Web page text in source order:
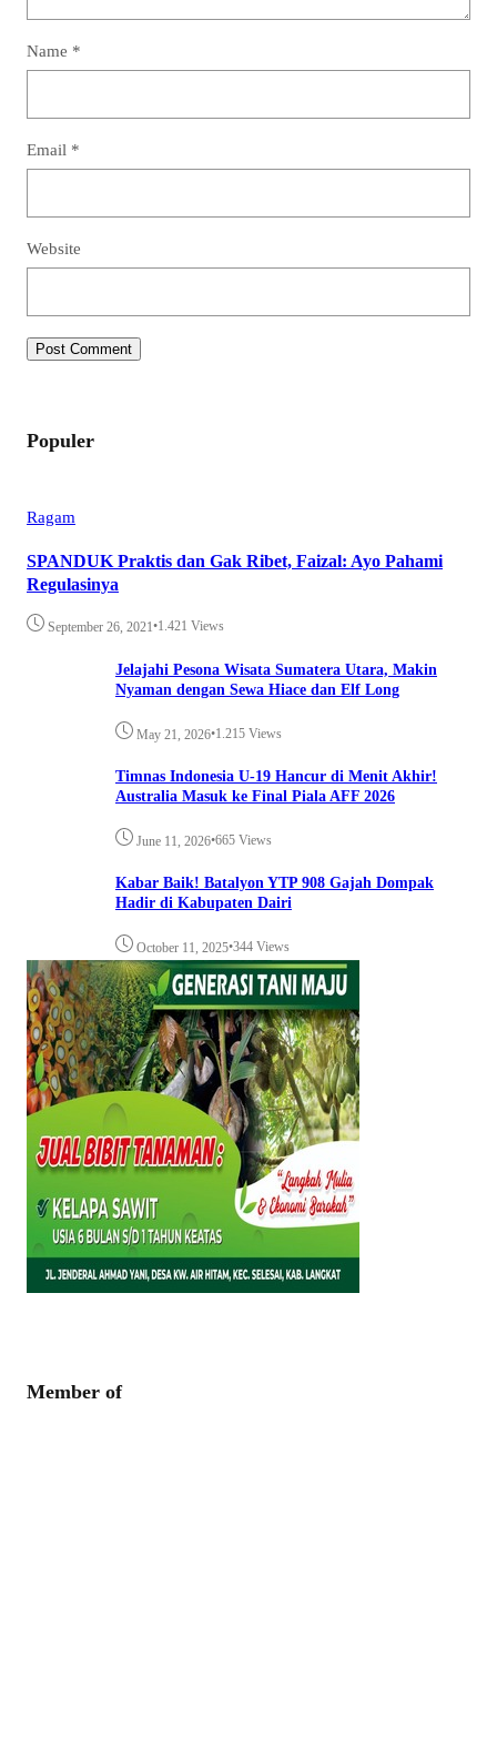
Name *
Email *
Website
Populer
Ragam
SPANDUK Praktis dan Gak Ribet, Faizal: Ayo Pahami
Regulasinya
September 26, 2021•1.421 Views
Jelajahi Pesona Wisata Sumatera Utara, Makin
Nyaman dengan Sewa Hiace dan Elf Long
May 21, 2026•1.215 Views
Timnas Indonesia U-19 Hancur di Menit Akhir!
Australia Masuk ke Final Piala AFF 2026
June 11, 2026•665 Views
Kabar Baik! Batalyon YTP 908 Gajah Dompak
Hadir di Kabupaten Dairi
October 11, 2025•344 Views
Member of